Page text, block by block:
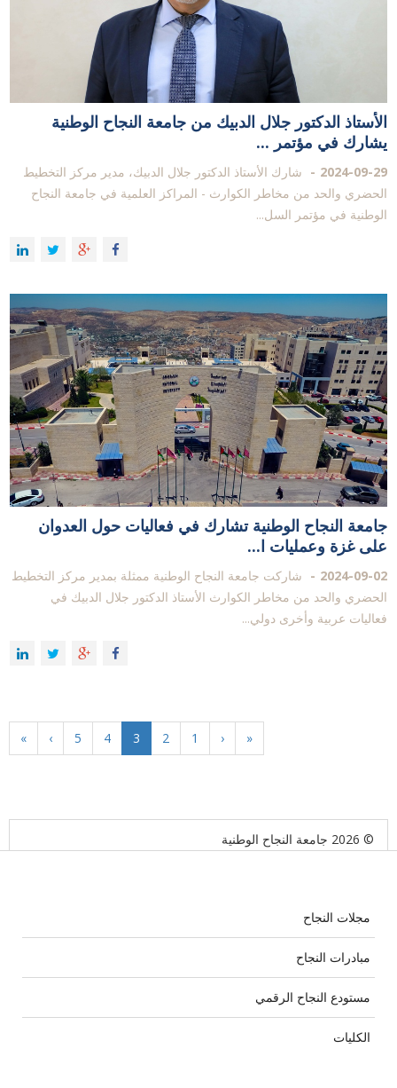
الأستاذ الدكتور جلال الدبيك من جامعة النجاح الوطنية
يشارك في مؤتمر ...
2024-09-29
شارك الأستاذ الدكتور جلال الدبيك، مدير مركز التخطيط
الحضري والحد من مخاطر الكوارث - المراكز العلمية في جامعة النجاح
الوطنية في مؤتمر السل...
جامعة النجاح الوطنية تشارك في فعاليات حول العدوان
على غزة وعمليات ا...
2024-09-02
شاركت جامعة النجاح الوطنية ممثلة بمدير مركز التخطيط
الحضري والحد من مخاطر الكوارث الأستاذ الدكتور جلال الدبيك في
فعاليات عربية وأخرى دولي...
«
‹
1
2
3
4
5
›
»
© 2026 جامعة النجاح الوطنية
مجلات النجاح
مبادرات النجاح
مستودع النجاح الرقمي
الكليات